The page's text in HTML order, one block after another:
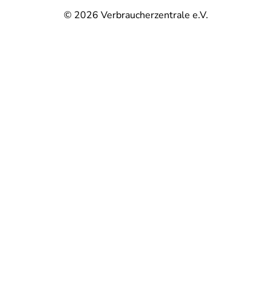
© 2026 Verbraucherzentrale e.V.